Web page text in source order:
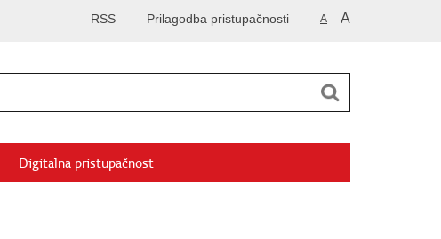
A A
Prilagodba pristupačnosti
RSS
Digitalna pristupačnost